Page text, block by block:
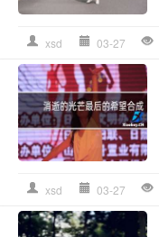
xsd 03-27
xsd 03-27